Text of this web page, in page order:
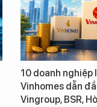
10 doanh nghiệp
Vinhomes dẫn
Vingroup, BSR,